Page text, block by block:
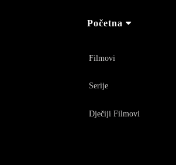
Početna
Filmovi
Serije
Dječiji Filmovi